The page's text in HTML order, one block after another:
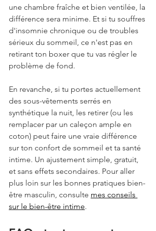
une chambre fraîche et bien ventilée, la
différence sera minime. Et si tu souffres
d'insomnie chronique ou de troubles
sérieux du sommeil, ce n'est pas en
retirant ton boxer que tu vas régler le
problème de fond.
En revanche, si tu portes actuellement
des sous-vêtements serrés en
synthétique la nuit, les retirer (ou les
remplacer par un caleçon ample en
coton) peut faire une vraie différence
sur ton confort de sommeil et ta santé
intime. Un ajustement simple, gratuit,
et sans effets secondaires. Pour aller
plus loin sur les bonnes pratiques bien-
être masculin, consulte mes conseils
sur le bien-être intime.